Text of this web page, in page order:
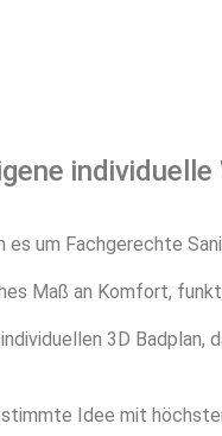
es um Fachgerechte
Maß an Komfort,
3D Badplan,
Idee mit